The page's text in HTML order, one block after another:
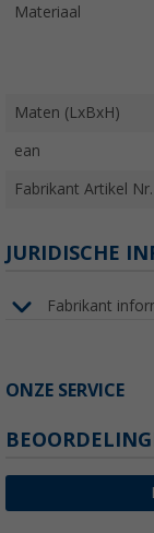
Materiaal
Maten (LxBxH)
ean
Fabrikant Artikel Nr.
JURIDISCHE
Fabrikant
ONZE SERVICE